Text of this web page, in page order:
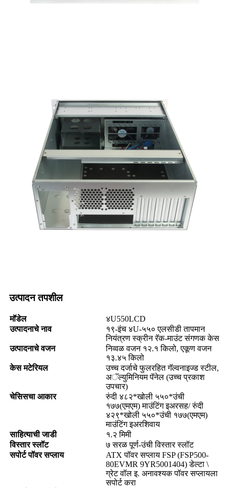
उत्पादन तपशील
मॉडेल
४U550LCD
उत्पादनाचे नाव
१९-इंच ४U-५५० एलसीडी तापमान
नियंत्रण स्क्रीन रॅक-माउंट संगणक केस
उत्पादनाचे वजन
निव्वळ वजन १२.१ किलो, एकूण वजन
१३.४५ किलो
केस मटेरियल
उच्च दर्जाचे फुलरहित गॅल्वनाइज्ड स्टील,
अॅल्युमिनियम पॅनेल (उच्च प्रकाश
उपचार)
चेसिसचा आकार
रुंदी ४८२*खोली ५५०*उंची
१७७(एमएम) माउंटिंग इअरसह/ रुंदी
४२९*खोली ५५०*उंची १७७(एमएम)
माउंटिंग इअरशिवाय
साहित्याची जाडी
१.२ मिमी
विस्तार स्लॉट
७ सरळ पूर्ण-उंची विस्तार स्लॉट
सपोर्ट पॉवर सप्लाय
ATX पॉवर सप्लाय FSP (FSP500-
80EVMR 9YR5001404) डेल्टा \
ग्रेट वॉल इ. अनावश्यक पॉवर सप्लायला
सपोर्ट करा